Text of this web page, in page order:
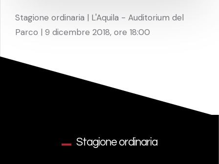
Stagione ordinaria | L'Aquila - Auditorium del
Parco | 9 dicembre 2018, ore 18:00
Stagione ordinaria